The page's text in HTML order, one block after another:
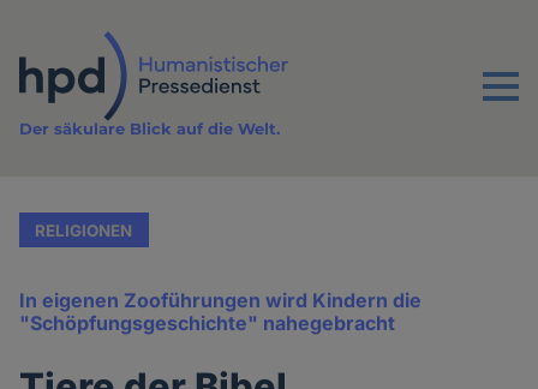
Inhalt
Menu
Der säkulare Blick auf die Welt.
RELIGIONEN
In eigenen Zooführungen wird Kindern die
"Schöpfungsgeschichte" nahegebracht